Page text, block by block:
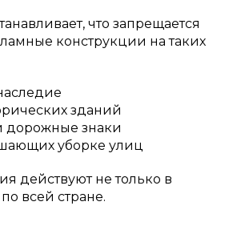
что запрещается
конструкции на таких
зданий
дорожные знаки
уборке улиц
действуют не только в
всей стране.